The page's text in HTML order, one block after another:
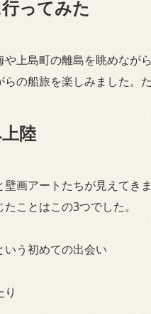
ってみた
上島町の離島を眺めなが
の船旅を楽しみました。
陸
画アートたちが見えてき
ことはこの3つでした。
う初めての出会い